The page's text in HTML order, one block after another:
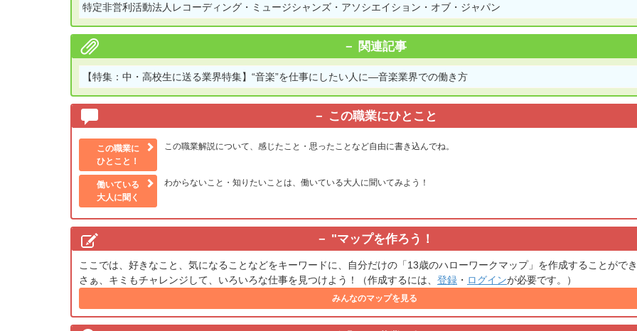
特定非営利活動法人レコーディング・ミュージシャンズ・アソシエイション・オブ・ジャパン
関連記事
【特集：中・高校生に送る業界特集】 “音楽”を仕事にしたい人に―音楽業界での働き方
この職業にひとこと
この職業に
ひとこと！
この職業解説について、感じたこと・思ったことなど自由に書き込んでね。
働いている
大人に聞く
わからないこと・知りたいことは、働いている大人に聞いてみよう！
"マップを作ろう！
ここでは、好きなこと、気になることなどをキーワードに、自分だけの「13歳のハローワークマップ」を作成することがで
さぁ、キミもチャレンジして、いろいろな仕事を見つけよう！（作成するには、 登録 ・ ログインが必要です。）
みんなのマップを見る